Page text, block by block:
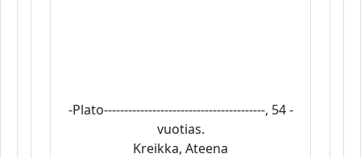
-Plato----------------------------------------, 54 -
vuotias.
Kreikka, Ateena